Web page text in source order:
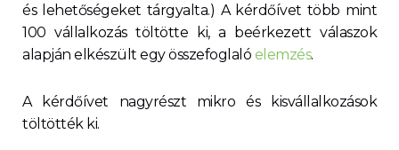
és lehetőségeket tárgyalta.) A kérdőívet több mint
100 vállalkozás töltötte ki, a beérkezett válaszok
alapján elkészült egy összefoglaló elemzés.
A kérdőívet nagyrészt mikro és kisvállalkozások
töltötték ki.